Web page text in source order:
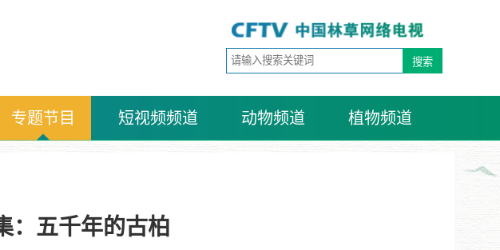
专题节目 短视频频道 动物频道 植物频道
：五千年的古柏